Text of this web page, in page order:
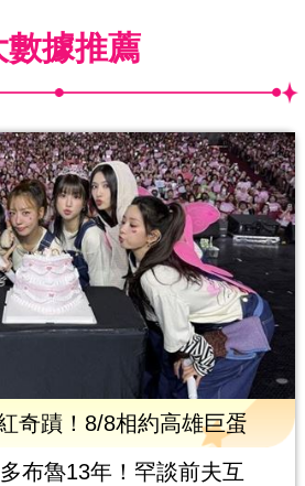
數據推薦
奇蹟！8/8相約高雄巨蛋
布魯13年！罕談前夫互